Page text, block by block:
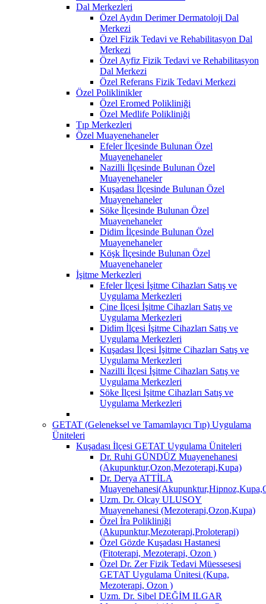
Dal Merkezleri
Özel Aydın Derimer Dermatoloji Dal
Merkezi
Özel Fizik Tedavi ve Rehabilitasyon Dal
Merkezi
Özel Ayfiz Fizik Tedavi ve Rehabilitasyon
Dal Merkezi
Özel Referans Fizik Tedavi Merkezi
Özel Poliklinikler
Özel Eromed Polikliniği
Özel Medlife Polikliniği
Tıp Merkezleri
Özel Muayenehaneler
Efeler İlçesinde Bulunan Özel
Muayenehaneler
Nazilli İlçesinde Bulunan Özel
Muayenehaneler
Kuşadası İlçesinde Bulunan Özel
Muayenehaneler
Söke İlçesinde Bulunan Özel
Muayenehaneler
Didim İlçesinde Bulunan Özel
Muayenehaneler
Köşk İlçesinde Bulunan Özel
Muayenehaneler
İşitme Merkezleri
Efeler İlçesi İşitme Cihazları Satış ve
Uygulama Merkezleri
Çine İlçesi İşitme Cihazları Satış ve
Uygulama Merkezleri
Didim İlçesi İşitme Cihazları Satış ve
Uygulama Merkezleri
Kuşadası İlçesi İşitme Cihazları Satış ve
Uygulama Merkezleri
Nazilli İlçesi İşitme Cihazları Satış ve
Uygulama Merkezleri
Söke İlçesi İşitme Cihazları Satış ve
Uygulama Merkezleri
GETAT (Geleneksel ve Tamamlayıcı Tıp) Uygulama
Üniteleri
Kuşadası İlçesi GETAT Uygulama Üniteleri
Dr. Ruhi GÜNDÜZ Muayenehanesi
(Akupunktur,Ozon,Mezoterapi,Kupa)
Dr. Derya ATTİLA
Uzm. Dr. Olcay ULUSOY
Muayenehanesi (Mezoterapi,Ozon,Kupa)
Özel İra Polikliniği
(Akupunktur,Mezoterapi,Proloterapi)
Özel Gözde Kuşadası Hastanesi
(Fitoterapi, Mezoterapi, Ozon )
Özel Dr. Zer Fizik Tedavi Müessesesi
GETAT Uygulama Ünitesi (Kupa,
Mezoterapi, Ozon )
Uzm. Dr. Sibel DEĞİM ILGAR